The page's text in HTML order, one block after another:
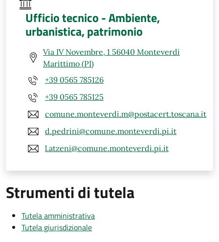
Ufficio tecnico - Ambiente,
urbanistica, patrimonio
Via IV Novembre, 1 56040 Monteverdi
Marittimo (PI)
+39 0565 785126
+39 0565 785125
comune.monteverdi.m@postacert.toscana.it
d.pedrini@comune.monteverdi.pi.it
l.atzeni@comune.monteverdi.pi.it
Strumenti di tutela
Tutela amministrativa
Tutela giurisdizionale